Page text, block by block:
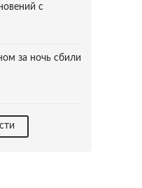
с
за ночь сбили